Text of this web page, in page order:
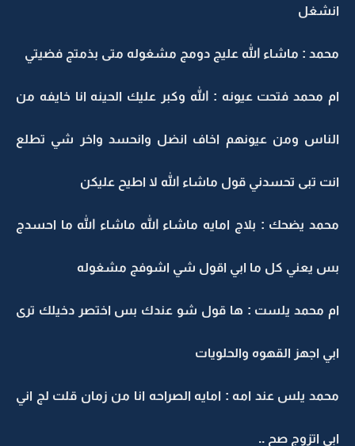
انشغل
محمد : ماشاء الله عليج دومج مشغوله متى بذمتج فضيتي
ام محمد فتحت عيونه : الله وكبر عليك الحينه انا خايفه من
الناس ومن عيونهم اخاف انضل وانحسد واخر شي تطلع
انت تبى تحسدني قول ماشاء الله لا اطيح عليكن
محمد يضحك : بلاج امايه ماشاء الله ماشاء الله ما احسدج
بس يعني كل ما ابي اقول شي اشوفج مشغوله
ام محمد يلست : ها قول شو عندك بس اختصر دخيلك ترى
ابي اجهز القهوه والحلويات
محمد يلس عند امه : امايه الصراحه انا من زمان قلت لج اني
ابي اتزوج صح ..